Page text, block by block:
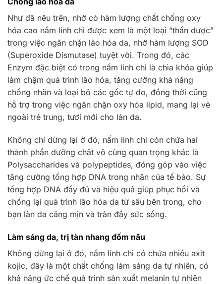
Như đã nêu trên, nhờ có hàm lượng chất chống oxy
hóa cao nấm linh chi được xem là một loại “thần dược”
trong việc ngăn chặn lão hóa da, nhờ hàm lượng SOD
(Superoxide Dismutase) tuyệt vời. Trong đó, các
Enzym đặc biệt có trong nấm linh chi là chìa khóa giúp
làm chậm quá trình lão hóa, tăng cường khả năng
chống nhăn và loại bỏ các gốc tự do, đồng thời cũng
hỗ trợ trong việc ngăn chặn oxy hóa lipid, mang lại vẻ
ngoài trẻ trung, tươi mới cho làn da.
Không chỉ dừng lại ở đó, nấm linh chi còn chứa hai
thành phần dưỡng chất vô cùng quan trọng khác là
Polysaccharides và polypeptides, đóng góp vào việc
tăng cường tổng hợp DNA trong nhân của tế bào. Sự
tổng hợp DNA đầy đủ và hiệu quả giúp phục hồi và
chống lại quá trình lão hóa da từ sâu bên trong, cho
bạn làn da căng mịn và tràn đầy sức sống.
Làm sáng da, trị tàn nhang đốm nâu
Không dừng lại ở đó, nấm linh chi có chứa nhiều axit
kojic, đây là một chất chống làm sáng da tự nhiên, có
khả năng ức chế quá trình sản xuất melanin tự nhiên